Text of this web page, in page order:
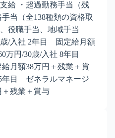
給 ・超過勤務手当（残
当（全138種類の資格取
役職手当、地域手当
歳/入社 2年目 固定給月額
万円/30歳/入社 8年目
月額38万円＋残業＋賞
年目 ゼネラルマネージ
残業＋賞与